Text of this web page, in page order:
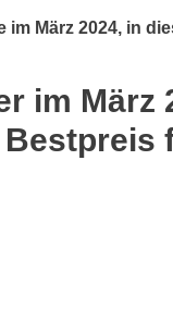
März 2024, in
im